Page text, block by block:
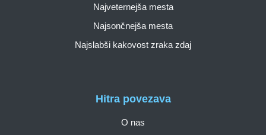
Hitra povezava
O nas
Najveternejša mesta
Najsončnejša mesta
Najslabši kakovost zraka zdaj